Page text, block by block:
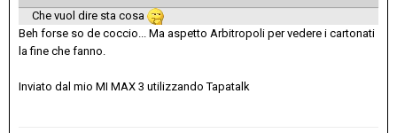
Che vuol dire sta cosa
Beh forse so de coccio... Ma aspetto Arbitropoli per vedere i cartonati
la fine che fanno.
Inviato dal mio MI MAX 3 utilizzando Tapatalk